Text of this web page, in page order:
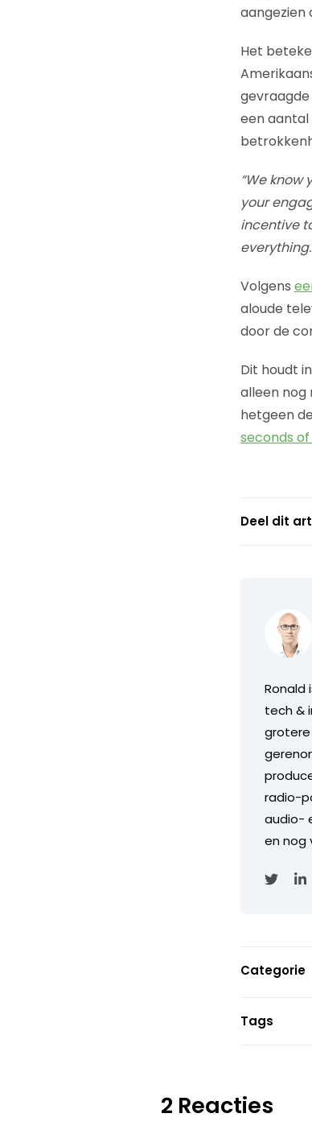
aangezien
Het
een aantal
“We
your
incentive
Volgens
aloude
door de
Dit houdt
alleen nog
hetgeen
seconds of
Deel dit
Ronald
tech &
grotere
radio-
audio-
en nog
Categorie
Tags
2 Reacties